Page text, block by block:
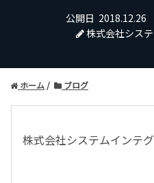
公開日 2018.12.26
株式会社シス
ホーム ブログ
株式会社システムイン